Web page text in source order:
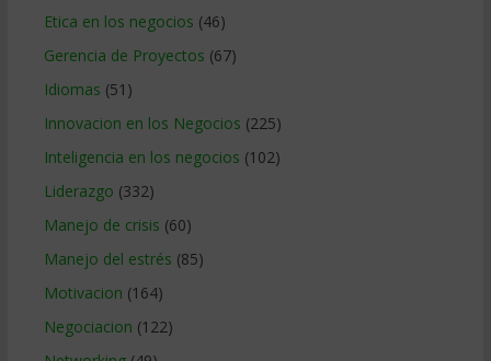
Etica en los negocios (46)
Gerencia de Proyectos (67)
Idiomas (51)
Innovacion en los Negocios (225)
Inteligencia en los negocios (102)
Liderazgo (332)
Manejo de crisis (60)
Manejo del estrés (85)
Motivacion (164)
Negociacion (122)